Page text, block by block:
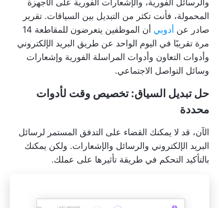
والرسائل الفورية، والإشعارات الفورية على الأجهزة
المحمولة، فأنت تكثر من التبديل بين السياقات. تقرير
صادر عن أدوبي
أن الموظفين يتعرضون للمقاطعة 14
مرة تقريبًا في اليوم الواحد عن طريق البريد الإلكتروني
وأدوات التعاون وأدوات المراسلة الفورية وإشعارات
وسائل التواصل الاجتماعي.
حل تبديل السياق: تخصيص وقت لأدوات
محددة
الآن، قد لا يمكنك القضاء على التدفق المستمر لرسائل
البريد الإلكتروني والرسائل والإشعارات. ولكن يمكنك
بالتأكيد التحكم في طريقة تأثيرها على عملك.